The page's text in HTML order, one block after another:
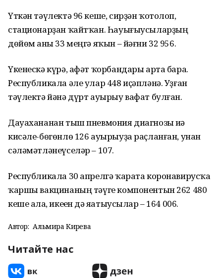
Үткән тәүлектә 96 кеше, сирҙән ҡотолоп,
стационарҙан ҡайтҡан. Һауығыусыларҙың
дөйөм һаны 33 меңгә яҡын – йәғни 32 956.
Үкенескә күрә, афәт ҡорбандары арта бара.
Республикала әле улар 448 иҫәпләнә. Уҙған
тәүлектә йәнә дүрт ауырыу вафат булған.
Дауахананан тыш пневмония диагнозы иһә
кисәле-бөгөнлө 126 ауырыуҙа раҫланған, унан
сәләмәтләнеүселәр – 107.
Республикала 30 апрелгә ҡарата коронавирусҡа
ҡаршы вакцинаның тәүге компонентын 262 480
кеше алһа, икеһен дә яһатыусылар – 164 006.
Автор: Альмира Кирәева
Читайте нас